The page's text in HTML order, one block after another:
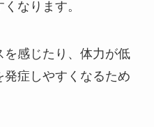
なります。
を感じたり、体力が低
症しやすくなるため